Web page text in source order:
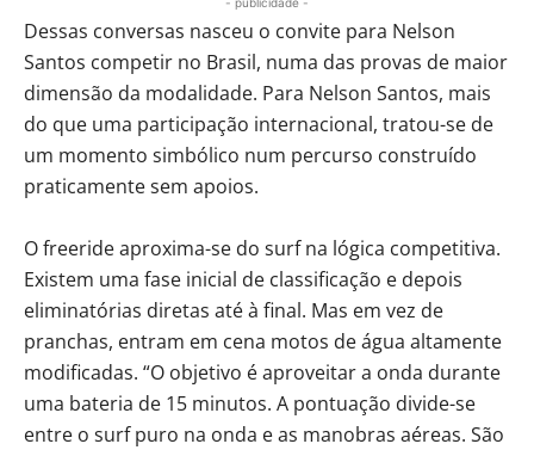
Dessas conversas nasceu o convite para Nelson
Santos competir no Brasil, numa das provas de maior
dimensão da modalidade. Para Nelson Santos, mais
do que uma participação internacional, tratou-se de
um momento simbólico num percurso construído
praticamente sem apoios.
O freeride aproxima-se do surf na lógica competitiva.
Existem uma fase inicial de classificação e depois
eliminatórias diretas até à final. Mas em vez de
pranchas, entram em cena motos de água altamente
modificadas. “O objetivo é aproveitar a onda durante
uma bateria de 15 minutos. A pontuação divide-se
entre o surf puro na onda e as manobras aéreas. São